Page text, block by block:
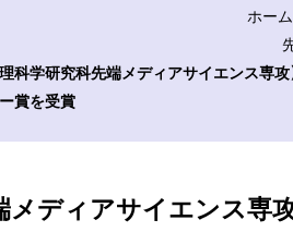
ホーム
理科学研究科先端メディアサイエンス
賞を受賞
メディアサイエンス